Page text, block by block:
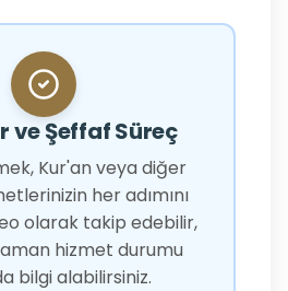
ve Şeffaf Süreç
Kur'an veya diğer
her adımını
olarak takip edebilir,
hizmet durumu
bilgi alabilirsiniz.